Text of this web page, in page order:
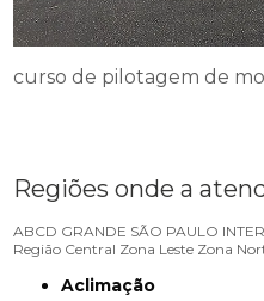
curso de pilotagem de
Regiões onde a
ABCD GRANDE SÃO PAULO
Região Central Zona Leste Zona
Aclimação